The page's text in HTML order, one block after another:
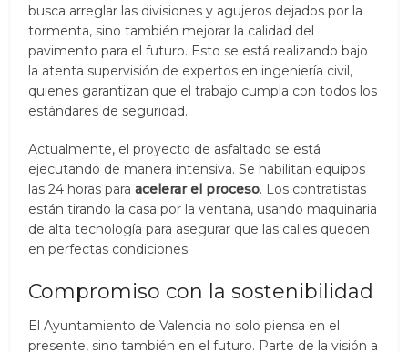
busca arreglar las divisiones y agujeros dejados por la
tormenta, sino también mejorar la calidad del
pavimento para el futuro. Esto se está realizando bajo
la atenta supervisión de expertos en ingeniería civil,
quienes garantizan que el trabajo cumpla con todos los
estándares de seguridad.
Actualmente, el proyecto de asfaltado se está
ejecutando de manera intensiva. Se habilitan equipos
las 24 horas paraacelerar el proceso. Los contratistas
están tirando la casa por la ventana, usando maquinaria
de alta tecnología para asegurar que las calles queden
en perfectas condiciones.
Compromiso con la sostenibilidad
El Ayuntamiento de Valencia no solo piensa en el
presente, sino también en el futuro. Parte de la visión a